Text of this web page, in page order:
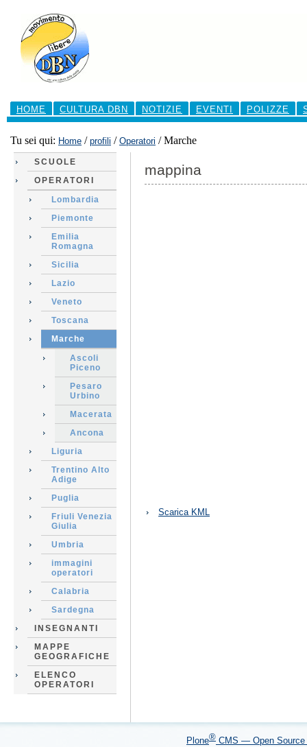
contenuti.
navigazione
Sezioni
HOME
CULTURA DBN NOTIZIE EVENTI POLIZZE
Tu sei qui: Home / profili / Operatori /Marche
SCUOLE
OPERATORI
Lombardia
Piemonte
Emilia
Romagna
Sicilia
Lazio
Veneto
Toscana
Marche
Ascoli
Piceno
Pesaro
Urbino
Macerata
Ancona
Liguria
Trentino Alto
Adige
Puglia
Friuli Venezia
Giulia
Umbria
immagini
operatori
Calabria
Sardegna
INSEGNANTI
MAPPE
GEOGRAFICHE
ELENCO
OPERATORI
mappina
Azioni
sul
Scarica KML
Plone® CMS — Open Source